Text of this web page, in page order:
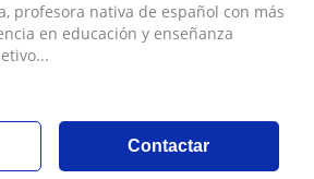
profesora nativa de español con más
en educación y enseñanza
Contactar